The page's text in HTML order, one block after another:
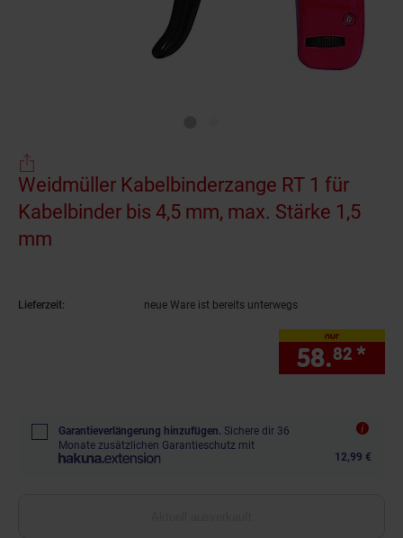
Weidmüller Kabelbinderzange RT 1 für
Kabelbinder bis 4,5 mm, max. Stärke 1,5
mm
Lieferzeit: neue Ware ist bereits unterwegs
nur
58.82 *
Garantieverlängerung hinzufügen. Sichere dir 36
Monate zusätzlichen Garantieschutz mit
12,99 €